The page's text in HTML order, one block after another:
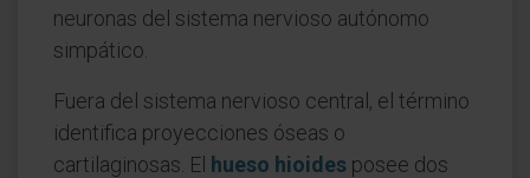
neuronas del sistema nervioso autónomo
simpático.
Fuera del sistema nervioso central, el término
identifica proyecciones óseas o
cartilaginosas. El hueso hioides posee dos